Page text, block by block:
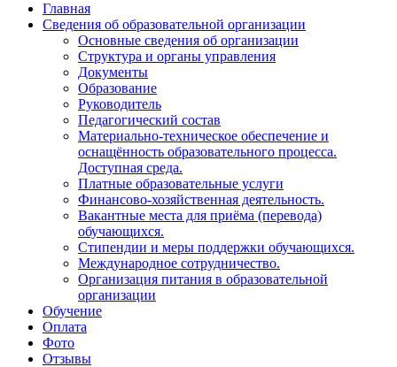
Главная
Сведения об образовательной организации
Основные сведения об организации
Структура и органы управления
Документы
Образование
Руководитель
Педагогический состав
Материально-техническое обеспечение и
оснащённость образовательного процесса.
Доступная среда.
Платные образовательные услуги
Финансово-хозяйственная деятельность.
Вакантные места для приёма (перевода)
обучающихся.
Стипендии и меры поддержки обучающихся.
Международное сотрудничество.
Организация питания в образовательной
организации
Обучение
Оплата
Фото
Отзывы